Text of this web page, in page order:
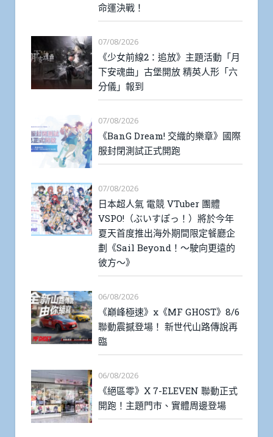
命運決戰！
07/08/2026
《少女前線2：追放》主題活動「月
下安魂曲」古堡開放 精英人形「六
分儀」報到
07/08/2026
《BanG Dream! 交織的樂章》國際
服封閉測試正式開跑
07/08/2026
日本超人氣 電競 VTuber 團體
VSPO!（ぶいすぽっ！）將於今年
夏天首度推出海外期間限定餐廳企
劃《Sail Beyond！～駛向更遠的
彼方～》
06/08/2026
《巔峰極速》x《MF GHOST》8/6
聯動震撼登場！ 新世代山路傳說再
臨
06/08/2026
《絕區零》X 7-ELEVEN 聯動正式
開跑！主題門市、實體周邊登場